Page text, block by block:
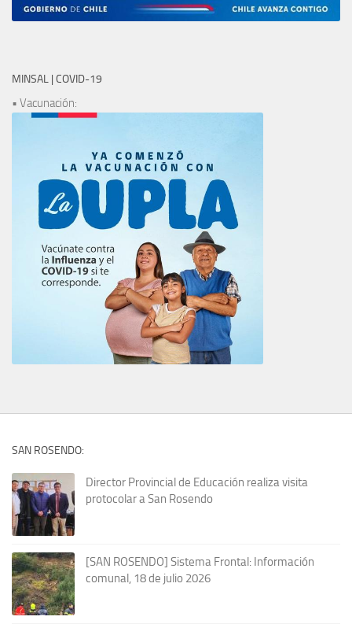
MINSAL | COVID-19
• Vacunación:
SAN ROSENDO:
Director Provincial de Educación realiza visita
protocolar a San Rosendo
[SAN ROSENDO] Sistema Frontal: Información
comunal, 18 de julio 2026